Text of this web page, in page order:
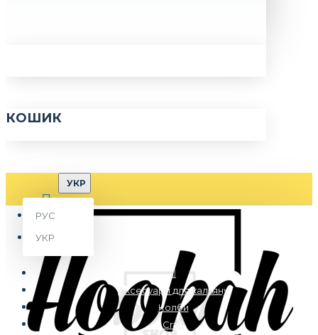
КОШИК
УКР
РУС
УКР
Аксесуари для кальяну
Колби
Craft